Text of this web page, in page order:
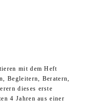
mit dem Heft
Begleitern, Beratern,
dieses erste
4 Jahren aus einer